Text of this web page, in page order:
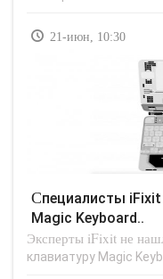
21-июн, 10:30
Специалисты iFixit показали «внутренний мир»
Magic Keyboard..
Эксперты iFixit не
клавиатуру Magic